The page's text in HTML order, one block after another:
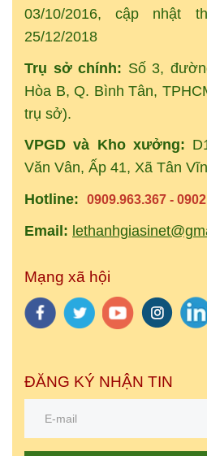
03/10/2016, cập nhật
25/12/2018
Trụ sở chính: Số 3,
Hòa B, Q. Bình Tân,
trụ sở).
VPGD và Kho xưởng:
Văn Vân, Ấp 41, Xã Tân
Hotline: 0909.963.367 -
Email:
Mạng xã hội
ĐĂNG KÝ NHẬN TIN